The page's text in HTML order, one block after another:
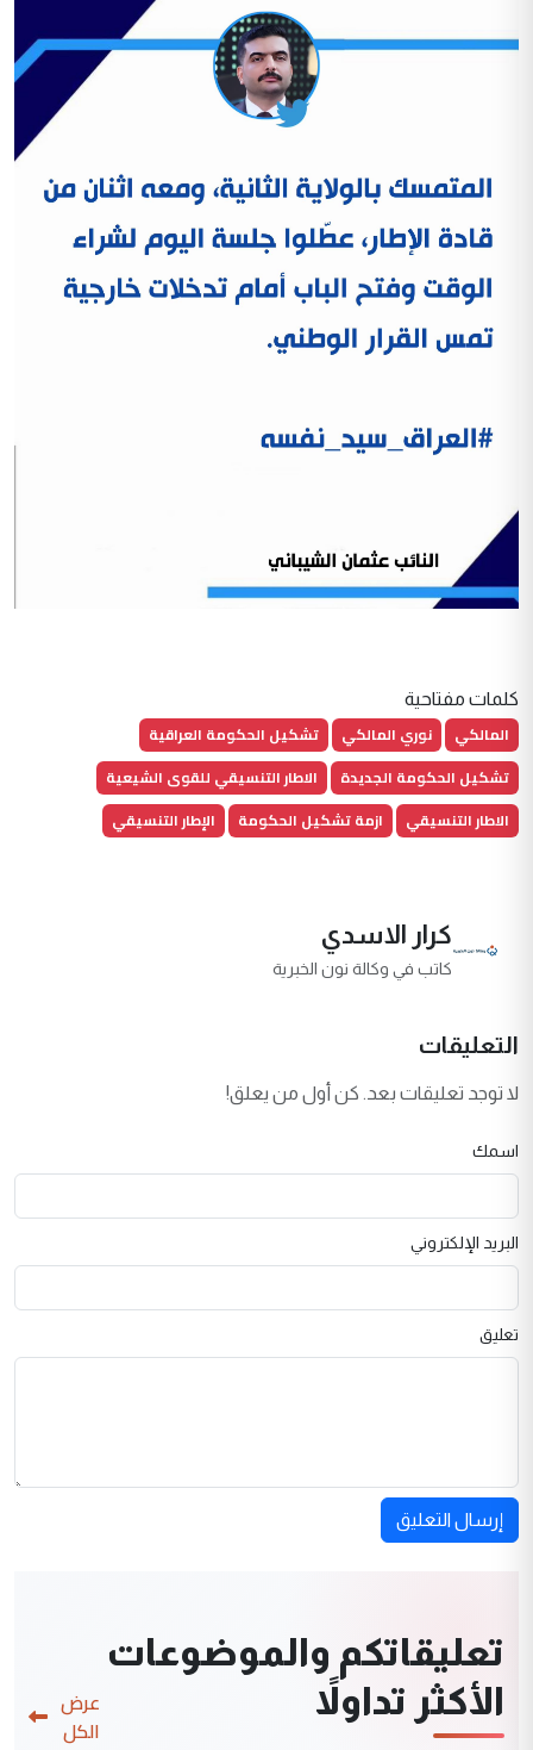
كلمات مفتاحية
المالكي نوري المالكي
تشكيل الحكومة العراقية
تشكيل الحكومة الجديدة
الاطار التنسيقي للقوى الشيعية
الاطار التنسيقي
ازمة تشكيل الحكومة الإطار التنسيقي
كرار الاسدي
كاتب في وكالة نون الخبرية
التعليقات
لا توجد تعليقات بعد. كن أول من يعلق!
اسمك
البريد الإلكتروني
تعليق
إرسال التعليق
تعليقاتكم والموضوعات
الأكثر تداولاً
عرض
الكل